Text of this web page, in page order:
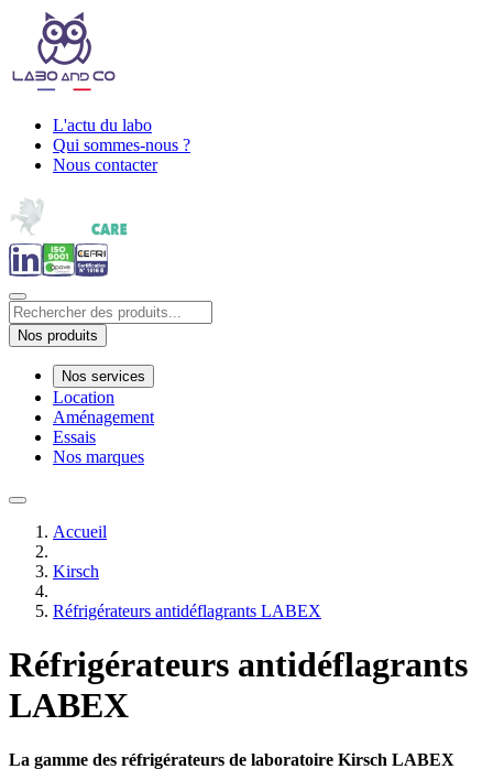
L'actu du labo
Qui sommes-nous ?
Nous contacter
Nos produits
Nos services
Location
Aménagement
Essais
Nos marques
Accueil
Kirsch
Réfrigérateurs antidéflagrants LABEX
Réfrigérateurs antidéflagrants
LABEX
La gamme des réfrigérateurs de laboratoire Kirsch LABEX